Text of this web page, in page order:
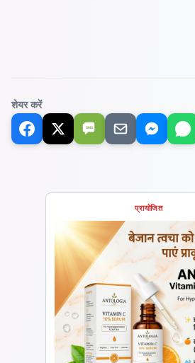
शेयर करें
SMS
प्रायोजित